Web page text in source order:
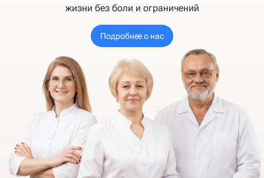
жизни без боли и ограничений
Подробнее о нас